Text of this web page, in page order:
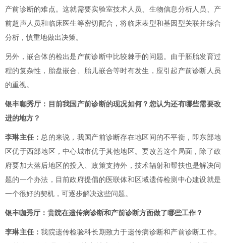
产前诊断的难点。这就需要实验室技术人员、生物信息分析人员、产
前超声人员和临床医生等密切配合，将临床表型和基因型关联并综合
分析，慎重地做出决策。
另外，嵌合体的检出是产前诊断中比较棘手的问题。由于胚胎发育过
程的复杂性，胎盘嵌合、胎儿嵌合等时有发生，应引起产前诊断人员
的重视。
银丰咖秀厅： 目前我国产前诊断的现况如何？您认为还有哪些需要改
进的地方？
李琳主任： 总的来说，我国产前诊断存在地区间的不平衡，即东部地
区优于西部地区，中心城市优于其他地区。要改善这个局面，除了政
府要加大落后地区的投入、政策支持外，技术辐射和帮扶也是解决问
题的一个办法，目前政府提倡的医联体和区域遗传检测中心建设就是
一个很好的契机，可逐步解决这些问题。
银丰咖秀厅： 贵院在遗传病诊断和产前诊断方面做了哪些工作？
李琳主任：我院遗传检验科长期致力于遗传病诊断和产前诊断工作。